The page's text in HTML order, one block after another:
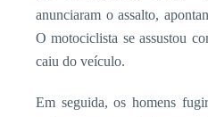
anunciaram o assalto,
O motociclista se assustou
caiu do veículo.
Em seguida, os homens